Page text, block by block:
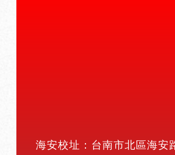
海安校址：台南市北區海安